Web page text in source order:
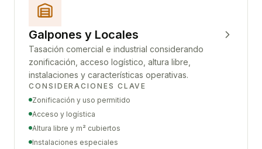
Galpones y Locales
Tasación comercial e industrial considerando
zonificación, acceso logístico, altura libre,
instalaciones y características operativas.
CONSIDERACIONES CLAVE
Zonificación y uso permitido
Acceso y logística
Altura libre y m² cubiertos
Instalaciones especiales